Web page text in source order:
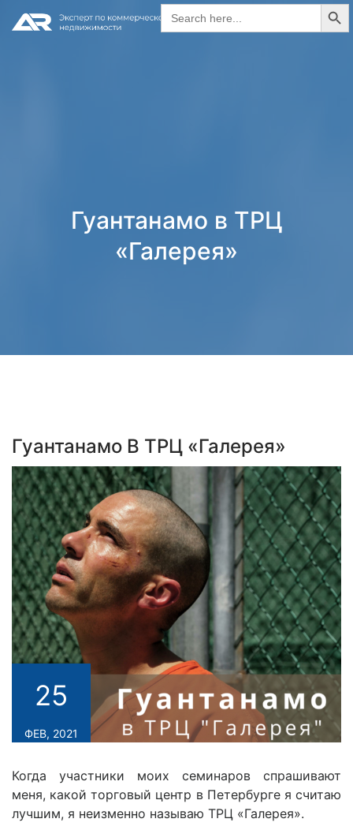
Search
for:
Search
Гуантанамо в ТРЦ
«Галерея»
Гуантанамо В ТРЦ «Галерея»
25
ФЕВ, 2021
Когда участники моих семинаров спрашивают
меня, какой торговый центр в Петербурге я считаю
лучшим, я неизменно называю ТРЦ «Галерея».